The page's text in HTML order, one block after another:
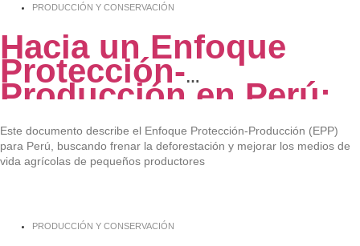
PRODUCCIÓN Y CONSERVACIÓN
Hacia un Enfoque
Protección-
Producción en Perú:
Elementos y
lecciones de la
experiencia global
Este documento describe el Enfoque Protección-Producción (EPP)
para Perú, buscando frenar la deforestación y mejorar los medios de
vida agrícolas de pequeños productores
PRODUCCIÓN Y CONSERVACIÓN